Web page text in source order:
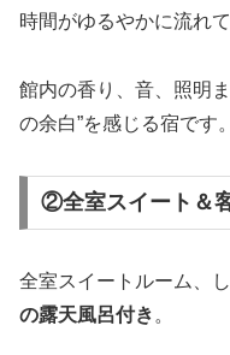
時間がゆるやかに流れ
館内の香り、音、照明
の余白”を感じる宿です。
②全室スイート＆
全室スイートルーム、
の露天風呂付き。